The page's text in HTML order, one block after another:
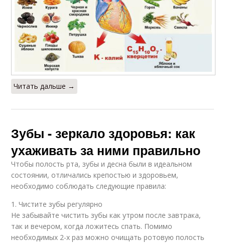
Читать дальше →
Зубы - зеркало здоровья: как
ухаживать за ними правильно
Чтобы полость рта, зубы и десна были в идеальном
состоянии, отличались крепостью и здоровьем,
необходимо соблюдать следующие правила:
1. Чистите зубы регулярно
Не забывайте чистить зубы как утром после завтрака,
так и вечером, когда ложитесь спать. Помимо
необходимых 2-х раз можно очищать ротовую полость